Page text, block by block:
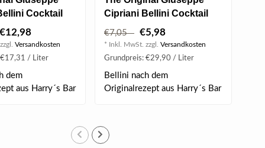
Cocktail
vol
€12,98
Versandkosten
€17,31 / Liter
dem
aus Harry´s Bar
Cipriani Bellini Cocktail
0.20 l 5.50% vol
€7,05 €5,98
* Inkl. MwSt. zzgl. Versandkosten
Grundpreis: €29,90 / Liter
Bellini nach dem
Originalrezept aus Harry´s Bar